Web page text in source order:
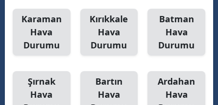
Karaman
Hava
Durumu
Kırıkkale
Hava
Durumu
Batman
Hava
Durumu
Şırnak
Hava
Bartın
Hava
Ardahan
Hava